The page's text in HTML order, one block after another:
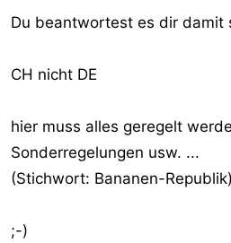
Du beantwortest es dir damit
CH nicht DE
hier muss alles geregelt
Sonderregelungen usw. ...
(Stichwort: Bananen-Republik)
;-)